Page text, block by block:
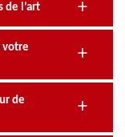
de l’art
votre
de